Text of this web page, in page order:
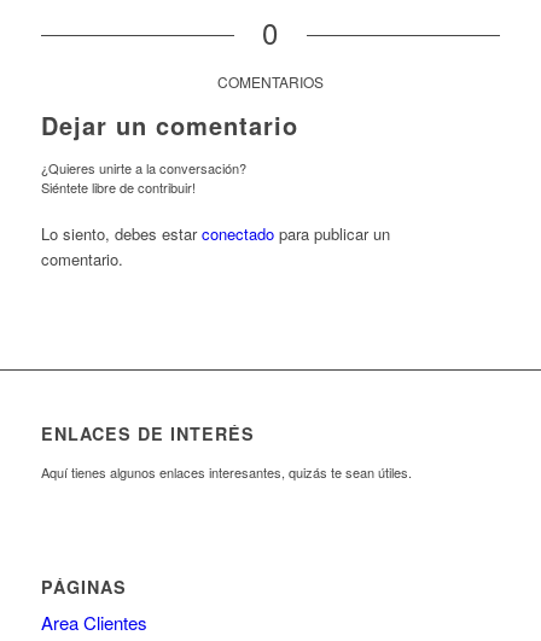
0
COMENTARIOS
Dejar un comentario
¿Quieres unirte a la conversación?
Siéntete libre de contribuir!
Lo siento, debes estarconectadopara publicar un
comentario.
ENLACES DE INTERÉS
Aquí tienes algunos enlaces interesantes, quizás te sean útiles.
PÁGINAS
Area Clientes